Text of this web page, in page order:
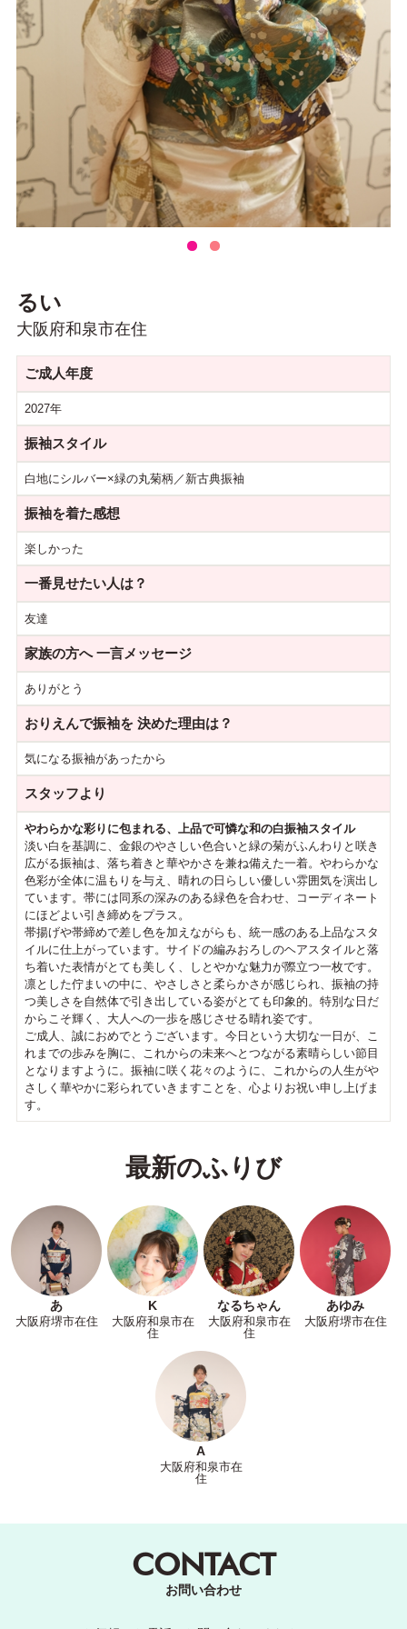
るい
大阪府和泉市在住
ご成人年度
2027年
振袖スタイル
白地にシルバー×緑の丸菊柄／新古典振袖
振袖を着た感想
楽しかった
一番見せたい人は？
友達
家族の方へ一言メッセージ
ありがとう
おりえんで振袖を決めた理由は？
気になる振袖があったから
スタッフより
やわらかな彩りに包まれる、上品で可憐な和の白振袖スタイル
淡い白を基調に、金銀のやさしい色合いと緑の菊がふんわりと咲き
広がる振袖は、落ち着きと華やかさを兼ね備えた一着。やわらかな
色彩が全体に温もりを与え、晴れの日らしい優しい雰囲気を演出し
ています。帯には同系の深みのある緑色を合わせ、コーディネート
にほどよい引き締めをプラス。
帯揚げや帯締めで差し色を加えながらも、統一感のある上品なスタ
イルに仕上がっています。サイドの編みおろしのヘアスタイルと落
ち着いた表情がとても美しく、しとやかな魅力が際立つ一枚です。
凛とした佇まいの中に、やさしさと柔らかさが感じられ、振袖の持
つ美しさを自然体で引き出している姿がとても印象的。特別な日だ
からこそ輝く、大人への一歩を感じさせる晴れ姿です。
ご成人、誠におめでとうございます。今日という大切な一日が、こ
れまでの歩みを胸に、これからの未来へとつながる素晴らしい節目
となりますように。振袖に咲く花々のように、これからの人生がや
さしく華やかに彩られていきますことを、心よりお祝い申し上げま
す。
最新のふりび
あ
大阪府堺市在住
K
大阪府和泉市在
住
なるちゃん
大阪府和泉市在
住
あゆみ
大阪府堺市在住
A
大阪府和泉市在
住
CONTACT
お問い合わせ